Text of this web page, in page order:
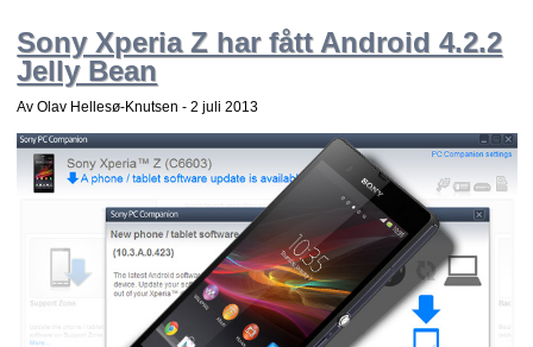
Sony Xperia Z har fått Android 4.2.2
Jelly Bean
Av Olav Hellesø-Knutsen -2 juli 2013